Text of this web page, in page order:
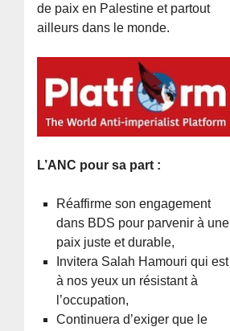
de paix en Palestine et partout
ailleurs dans le monde.
L’ANC pour sa part :
Réaffirme son engagement
dans BDS pour parvenir à une
paix juste et durable,
Invitera Salah Hamouri qui est
à nos yeux un résistant à
l’occupation,
Continuera d’exiger que le